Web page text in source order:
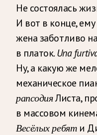
Не состоялась
И вот в конце,
жена заботливо
в платок.Una
Ну, а какую же
механическое
рапсодияЛиста,
в массовом
Весёлых ребяти